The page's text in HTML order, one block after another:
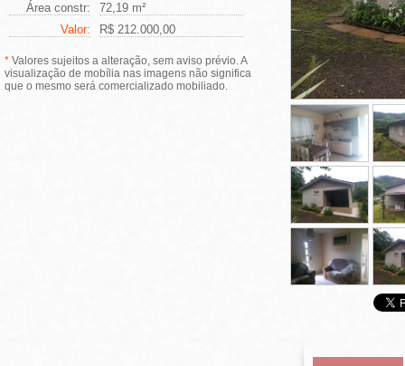
Área constr:
72,19 m²
Valor:
R$ 212.000,00
* Valores sujeitos a alteração, sem aviso prévio. A
visualização de mobília nas imagens não significa
que o mesmo será comercializado mobiliado.